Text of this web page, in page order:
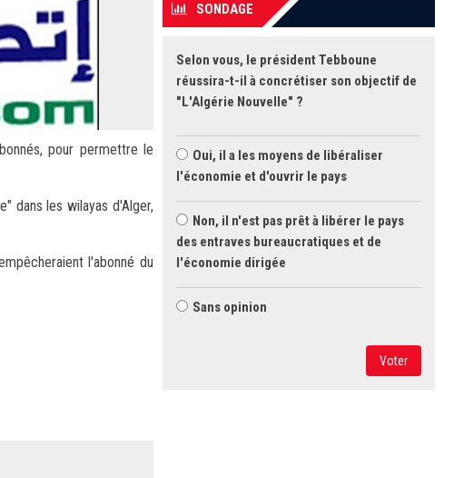
pour permettre le
dans les wilayas d'Alger,
l'abonné du
SONDAGE
Selon vous, le président Tebboune
réussira-t-il à concrétiser son objectif de
"L'Algérie Nouvelle" ?
Oui, il a les moyens de libéraliser
l'économie et d'ouvrir le pays
Non, il n'est pas prêt à libérer le pays
des entraves bureaucratiques et de
l'économie dirigée
Sans opinion
Voter